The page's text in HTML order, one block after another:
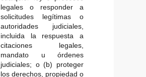
legales o responder a
solicitudes legítimas o
autoridades judiciales,
incluida la respuesta a
citaciones legales,
mandato u órdenes
judiciales; o (b) proteger
los derechos, propiedad o